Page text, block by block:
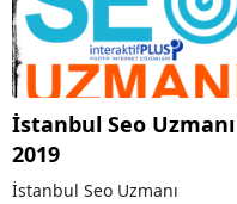
İstanbul Seo Uzmanı
2019
İstanbul Seo Uzmanı